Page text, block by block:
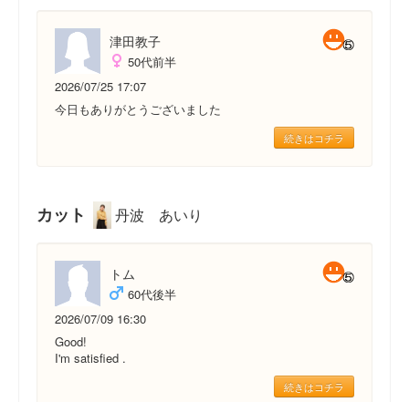
津田教子
50代前半
2026/07/25 17:07
今日もありがとうございました
続きはコチラ
カット 丹波 あいり
トム
60代後半
2026/07/09 16:30
Good!
I'm satisfied .
続きはコチラ